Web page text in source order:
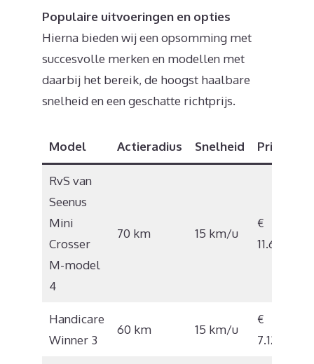
Populaire uitvoeringen en opties
Hierna bieden wij een opsomming met
succesvolle merken en modellen met
daarbij het bereik, de hoogst haalbare
snelheid en een geschatte richtprijs.
Model Actieradius Snelheid Prijs
RvS van
Seenus
Mini
Crosser
M-model
4
70 km 15 km/u
€
11.628
Handicare
Winner 3
60 km 15 km/u
€
7.121